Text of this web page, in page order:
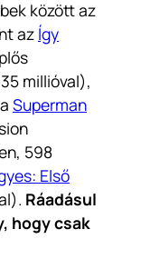
között az
az Így
millióval),
Superman
598
: Első
Ráadásul
hogy csak